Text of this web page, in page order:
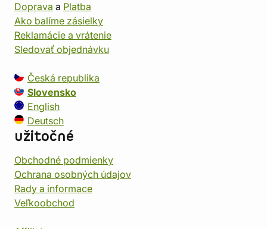
Doprava a Platba
Ako balíme zásielky
Reklamácie a vrátenie
Sledovať objednávku
Česká republika
Slovensko
English
Deutsch
užitočné
Obchodné podmienky
Ochrana osobných údajov
Rady a informace
Veľkoobchod